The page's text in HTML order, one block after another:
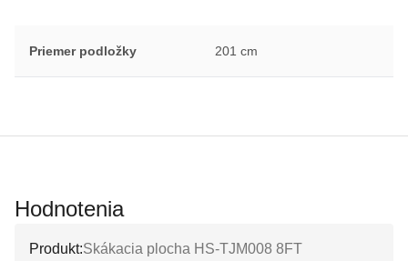
Priemer podložky 201 cm
Hodnotenia
Produkt:Skákacia plocha HS-TJM008 8FT